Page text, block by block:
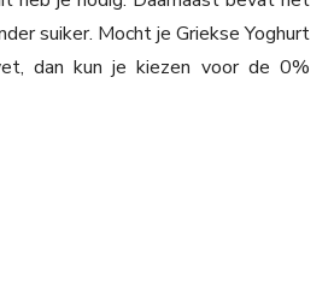
suiker. Mocht je Griekse Yoghurt
dan kun je kiezen voor de 0%